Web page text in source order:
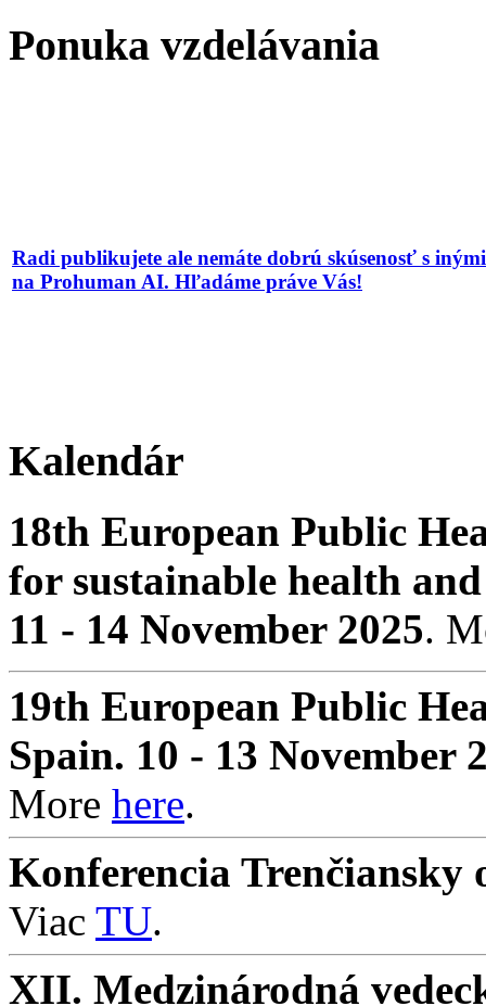
Ponuka vzdelávania
Radi publikujete ale nemáte dobrú skúsenosť s
na Prohuman AI. Hľadáme práve Vás!
Kalendár
18th European Public
for sustainable health
11 - 14 November 2025.
19th European Public
Spain. 10 - 13 November
More here.
Konferencia Trenčiansky
Viac TU.
XII. Medzinárodná